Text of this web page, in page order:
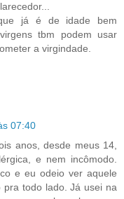
já é de idade bem
tbm podem usar
a virgindade.
07:40
anos, desde meus 14,
e nem incômodo.
e eu odeio ver aquele
pra todo lado. Já usei na